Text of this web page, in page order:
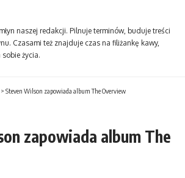
naszej redakcji. Pilnuje terminów, buduje treści
Czasami też znajduje czas na filiżankę kawy,
życia.
> Steven Wilson zapowiada album The Overview
zapowiada album The